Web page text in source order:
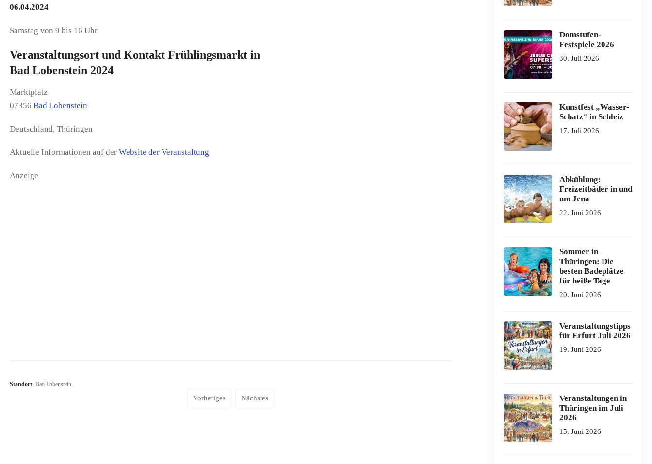
06.04.2024
Samstag von 9 bis 16 Uhr
Veranstaltungsort und Kontakt Frühlingsmarkt in
Bad Lobenstein 2024
Marktplatz
07356 Bad Lobenstein
Deutschland, Thüringen
Aktuelle Informationen auf der Website der Veranstaltung
Anzeige
Standort: Bad Lobenstein
Vorheriges Nächstes
Domstufen-
Festspiele 2026
30. Juli 2026
Kunstfest „Wasser-
Schatz“ in Schleiz
17. Juli 2026
Abkühlung:
Freizeitbäder in und
um Jena
22. Juni 2026
Sommer in
Thüringen: Die
besten Badeplätze
für heiße Tage
20. Juni 2026
Veranstaltungstipps
für Erfurt Juli 2026
19. Juni 2026
Veranstaltungen in
Thüringen im Juli
2026
15. Juni 2026